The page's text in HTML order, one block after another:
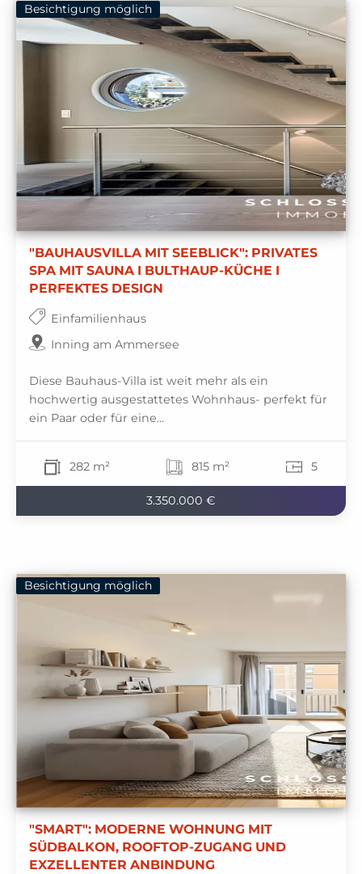
Besichtigung möglich
"BAUHAUSVILLA MIT SEEBLICK": PRIVATES
SPA MIT SAUNA I BULTHAUP-KÜCHE I
PERFEKTES DESIGN
Einfamilienhaus
Inning am Ammersee
Diese Bauhaus-Villa ist weit mehr als ein
hochwertig ausgestattetes Wohnhaus- perfekt für
ein Paar oder für eine...
282 m² 815 m² 5
3.350.000 €
Besichtigung möglich
"SMART": MODERNE WOHNUNG MIT
SÜDBALKON, ROOFTOP-ZUGANG UND
EXZELLENTER ANBINDUNG